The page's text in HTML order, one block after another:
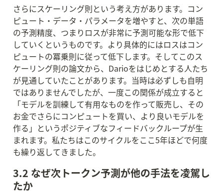
さらにスケーリング則という考え方があります。コン
ピュート・データ・パラメータを増やすと、次の単語
の予測精度、つまりロスが非常に予測可能な形で低下
していくというものです。より具体的にはロスはコン
ピュートの冪乗則に従って低下します。そしてこのス
ケーリング則の論文から、Darioをはじめとする人たち
が見通していたことがあります。当時は必ずしも自明
ではありませんでしたが、一度この関係が成立すると
「モデルを訓練して有用なものを作って販売し、その
お金でさらにコンピュートを買い、より良いモデルを
作る」というポジティブなフィードバックループが生
まれます。私たちはこのサイクルをここ5年ほどで何度
も繰り返してきました。
3.2 なぜ次トークン予測が他の手法を凌駕し
たか